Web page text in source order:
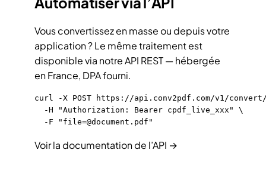
Vous convertissez en masse ou depuis votre
application ? Le même traitement est
disponible via notreAPI REST— hébergée
en France, DPA fourni.
curl -X POST https://api.conv2pdf.com/v1/
  -H "Authorization: Bearer cpdf_live_xxx" \
  -F "file=@document.pdf"
Voir la documentation de l’API →